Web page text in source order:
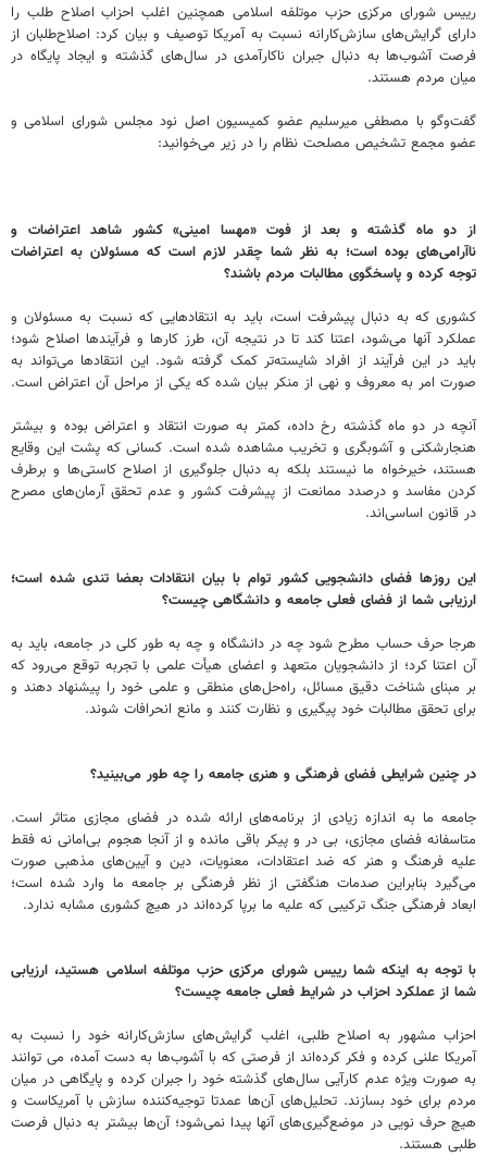
رییس شورای مرکزی حزب موتلفه اسلامی همچنین اغلب احزاب اصلاح طلب را
دارای گرایش‌های سازش‌کارانه نسبت به آمریکا توصیف و بیان کرد: اصلاح‌طلبان از
فرصت آشوب‌ها به دنبال جبران ناکارآمدی در سال‌های گذشته و ایجاد پایگاه در
میان مردم هستند.
گفت‌وگو با مصطفی میرسلیم عضو کمیسیون اصل نود مجلس شورای اسلامی و
عضو مجمع تشخیص مصلحت نظام را در زیر می‌خوانید:
از دو ماه گذشته و بعد از فوت «مهسا امینی» کشور شاهد اعتراضات و
ناآرامی‌های بوده است؛ به نظر شما چقدر لازم است که مسئولان به اعتراضات
توجه کرده و پاسخگوی مطالبات مردم باشند؟
کشوری که به دنبال پیشرفت است، باید به انتقادهایی که نسبت به مسئولان و
عملکرد آنها می‌شود،‌ اعتنا کند تا در نتیجه آن، طرز کارها و فرآیندها اصلاح شود؛
باید در این فرآیند از افراد شایسته‌تر کمک گرفته شود. این انتقادها می‌تواند به
صورت امر به معروف و نهی از منکر بیان شده که یکی از مراحل آن اعتراض است.
آنچه در دو ماه گذشته رخ داده، کمتر به صورت انتقاد و اعتراض بوده و بیشتر
هنجارشکنی و آشوبگری و تخریب مشاهده شده است. کسانی که پشت این وقایع
هستند، خیرخواه ما نیستند بلکه به دنبال جلوگیری از اصلاح کاستی‌ها و برطرف
کردن مفاسد و درصدد ممانعت از پیشرفت کشور و عدم تحقق آرمان‌های مصرح
در قانون اساسی‌اند.
این روزها فضای دانشجویی کشور توام با بیان انتقادات بعضا تندی شده است؛
‌ارزیابی شما از فضای فعلی جامعه و دانشگاهی چیست؟
هرجا حرف حساب مطرح شود چه در دانشگاه و چه به طور کلی در جامعه، باید به
آن اعتنا کرد؛ از دانشجویان متعهد و اعضای هیأت علمی با تجربه توقع می‌رود که
بر مبنای شناخت دقیق مسائل، راه‌حل‌های منطقی و علمی خود را پیشنهاد دهند و
برای تحقق مطالبات خود پیگیری و نظارت کنند و مانع انحرافات شوند.
در چنین شرایطی فضای فرهنگی و هنری جامعه را چه طور می‌بینید؟
جامعه ما به اندازه زیادی از برنامه‌های ارائه شده در فضای مجازی متاثر است.
متاسفانه فضای مجازی، بی در و پیکر باقی مانده و از آنجا هجوم بی‌امانی نه فقط
علیه فرهنگ و هنر که ضد اعتقادات، معنویات، دین و آیین‌های مذهبی صورت
می‌گیرد بنابراین صدمات هنگفتی از نظر فرهنگی بر جامعه ما وارد شده است؛
ابعاد فرهنگی جنگ ترکیبی که علیه ما برپا کرده‌اند در هیچ کشوری مشابه ندارد.
با توجه به اینکه شما رییس شورای مرکزی حزب موتلفه اسلامی هستید،‌ ارزیابی
شما از عملکرد احزاب در شرایط فعلی جامعه چیست؟
احزاب مشهور به اصلاح طلبی، اغلب گرایش‌های سازش‌کارانه خود را نسبت به
آمریکا علنی کرده و فکر کرده‌اند از فرصتی که با آشوب‌ها به دست آمده، می توانند
به صورت ویژه عدم کارآیی سال‌های گذشته خود را جبران کرده و پایگاهی در میان
مردم برای خود بسازند. تحلیل‌های آن‌ها عمدتا توجیه‌کننده سازش با آمریکاست و
هیچ حرف نویی در موضع‌گیری‌های آنها پیدا نمی‌شود؛ آن‌ها بیشتر به دنبال فرصت
طلبی هستند.